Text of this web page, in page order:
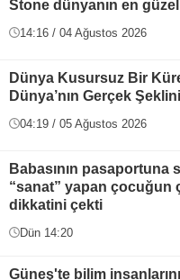
Stone dünyanın en güzel
14:16 / 04 Ağustos 2026
Dünya Kusursuz Bir
Dünya’nın Gerçek
04:19 / 05 Ağustos 2026
Babasının pasaportuna
“sanat” yapan çocuğun
dikkatini çekti
Dün 14:20
Güneş'te bilim